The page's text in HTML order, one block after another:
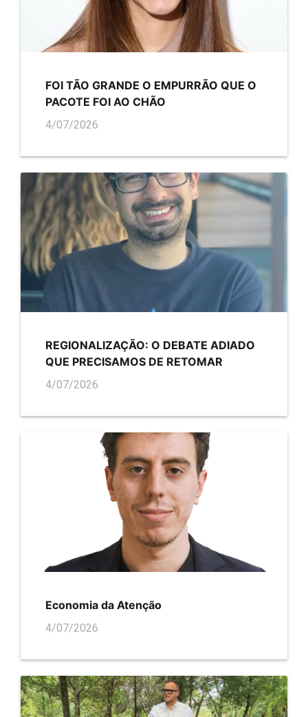
FOI TÃO GRANDE O EMPURRÃO QUE O
PACOTE FOI AO CHÃO
4/07/2026
REGIONALIZAÇÃO: O DEBATE ADIADO
QUE PRECISAMOS DE RETOMAR
4/07/2026
Economia da Atenção
4/07/2026